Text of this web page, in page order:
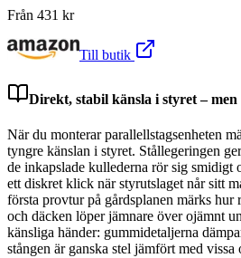
Från 431 kr
Till butik
Direkt, stabil känsla i styret –
När du monterar parallellstagsenheten
tyngre känslan i styret. Stållegeringen
de inkapslade kullederna rör sig smidigt
ett diskret klick när styrutslaget når sitt
första provtur på gårdsplanen märks hur
och däcken löper jämnare över ojämnt
känsliga händer: gummidetaljerna
stången är ganska stel jämfört med vissa